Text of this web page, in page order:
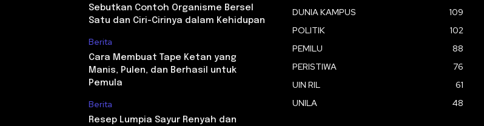
Sebutkan Contoh Organisme Bersel
Satu dan Ciri-Cirinya dalam Kehidupan
Berita
Cara Membuat Tape Ketan yang
Manis, Pulen, dan Berhasil untuk
Pemula
Berita
Resep Lumpia Sayur Renyah dan
DUNIA KAMPUS
109
POLITIK
102
PEMILU
88
PERISTIWA
76
UIN RIL
61
UNILA
48